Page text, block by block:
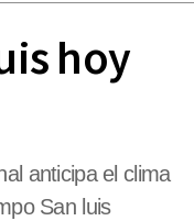
hoy
anticipa el clima
San luis